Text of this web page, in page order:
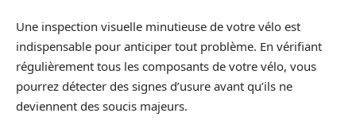
Une inspection visuelle minutieuse de votre vélo est
indispensable pour anticiper tout problème. En vérifiant
régulièrement tous les composants de votre vélo, vous
pourrez détecter des signes d’usure avant qu’ils ne
deviennent des soucis majeurs.